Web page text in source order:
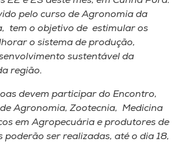
pelo curso de Agronomia da
tem o objetivo de estimular os
o sistema de produção,
sustentável da
região.
devem participar do Encontro,
Agronomia, Zootecnia, Medicina
em Agropecuária e produtores de
poderão ser realizadas, até o dia 18,